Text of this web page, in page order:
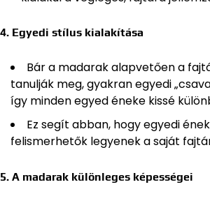
4. Egyedi stílus kialakítása
Bár a madarak alapvetően a
tanulják meg, gyakran egyedi
így minden egyed éneke kissé
Ez segít abban, hogy egyedi
felismerhetők legyenek a saját
5. A madarak különleges képességei